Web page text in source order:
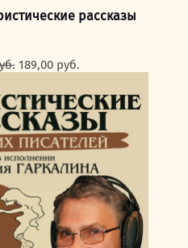
рассказы
Первоначальная
составляла
229,00 руб..
189,00 руб.
189,00 руб..